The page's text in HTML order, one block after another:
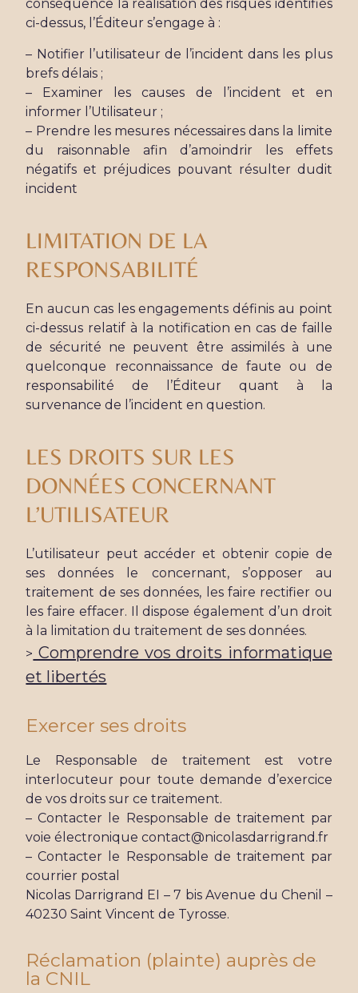
conséquence la réalisation des risques identifiés
ci-dessus, l’Éditeur s’engage à :
– Notifier l’utilisateur de l’incident dans les plus
brefs délais ;
– Examiner les causes de l’incident et en
informer l’Utilisateur ;
– Prendre les mesures nécessaires dans la limite
du raisonnable afin d’amoindrir les effets
négatifs et préjudices pouvant résulter dudit
incident
LIMITATION DE LA
RESPONSABILITÉ
En aucun cas les engagements définis au point
ci-dessus relatif à la notification en cas de faille
de sécurité ne peuvent être assimilés à une
quelconque reconnaissance de faute ou de
responsabilité de l’Éditeur quant à la
survenance de l’incident en question.
LES DROITS SUR LES
DONNÉES CONCERNANT
L’UTILISATEUR
L’utilisateur peut accéder et obtenir copie de
ses données le concernant, s’opposer au
traitement de ses données, les faire rectifier ou
les faire effacer. Il dispose également d’un droit
à la limitation du traitement de ses données.
> Comprendre vos droits informatique
et libertés
Exercer ses droits
Le Responsable de traitement est votre
interlocuteur pour toute demande d’exercice
de vos droits sur ce traitement.
– Contacter le Responsable de traitement par
voie électroniquecontact@nicolasdarrigrand.fr
– Contacter le Responsable de traitement par
courrier postal
Nicolas Darrigrand EI – 7 bis Avenue du Chenil –
40230 Saint Vincent de Tyrosse.
Réclamation (plainte) auprès de
la CNIL